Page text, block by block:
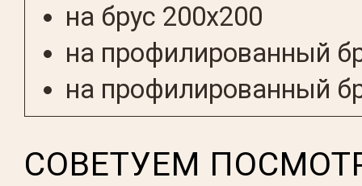
на брус 200x200
на профилированный
на профилированный
СОВЕТУЕМ